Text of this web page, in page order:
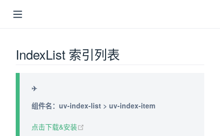
IndexList 索引列表
✈
组件名：uv-index-list > uv-index-item
点击下载&安装